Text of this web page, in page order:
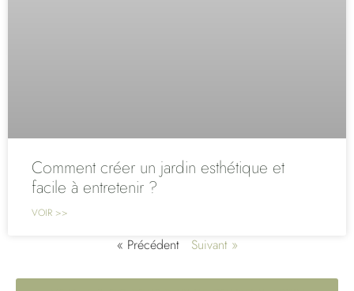
Comment créer un jardin esthétique et
facile à entretenir ?
VOIR >>
« Précédent Suivant »